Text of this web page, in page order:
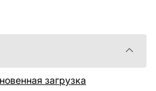
загрузка